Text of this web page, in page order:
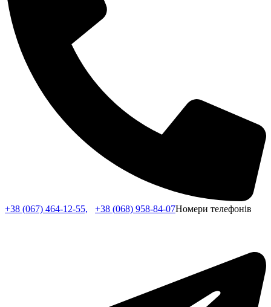
+38 (067) 464-12-55, +38 (068) 958-84-07Номери телефонів